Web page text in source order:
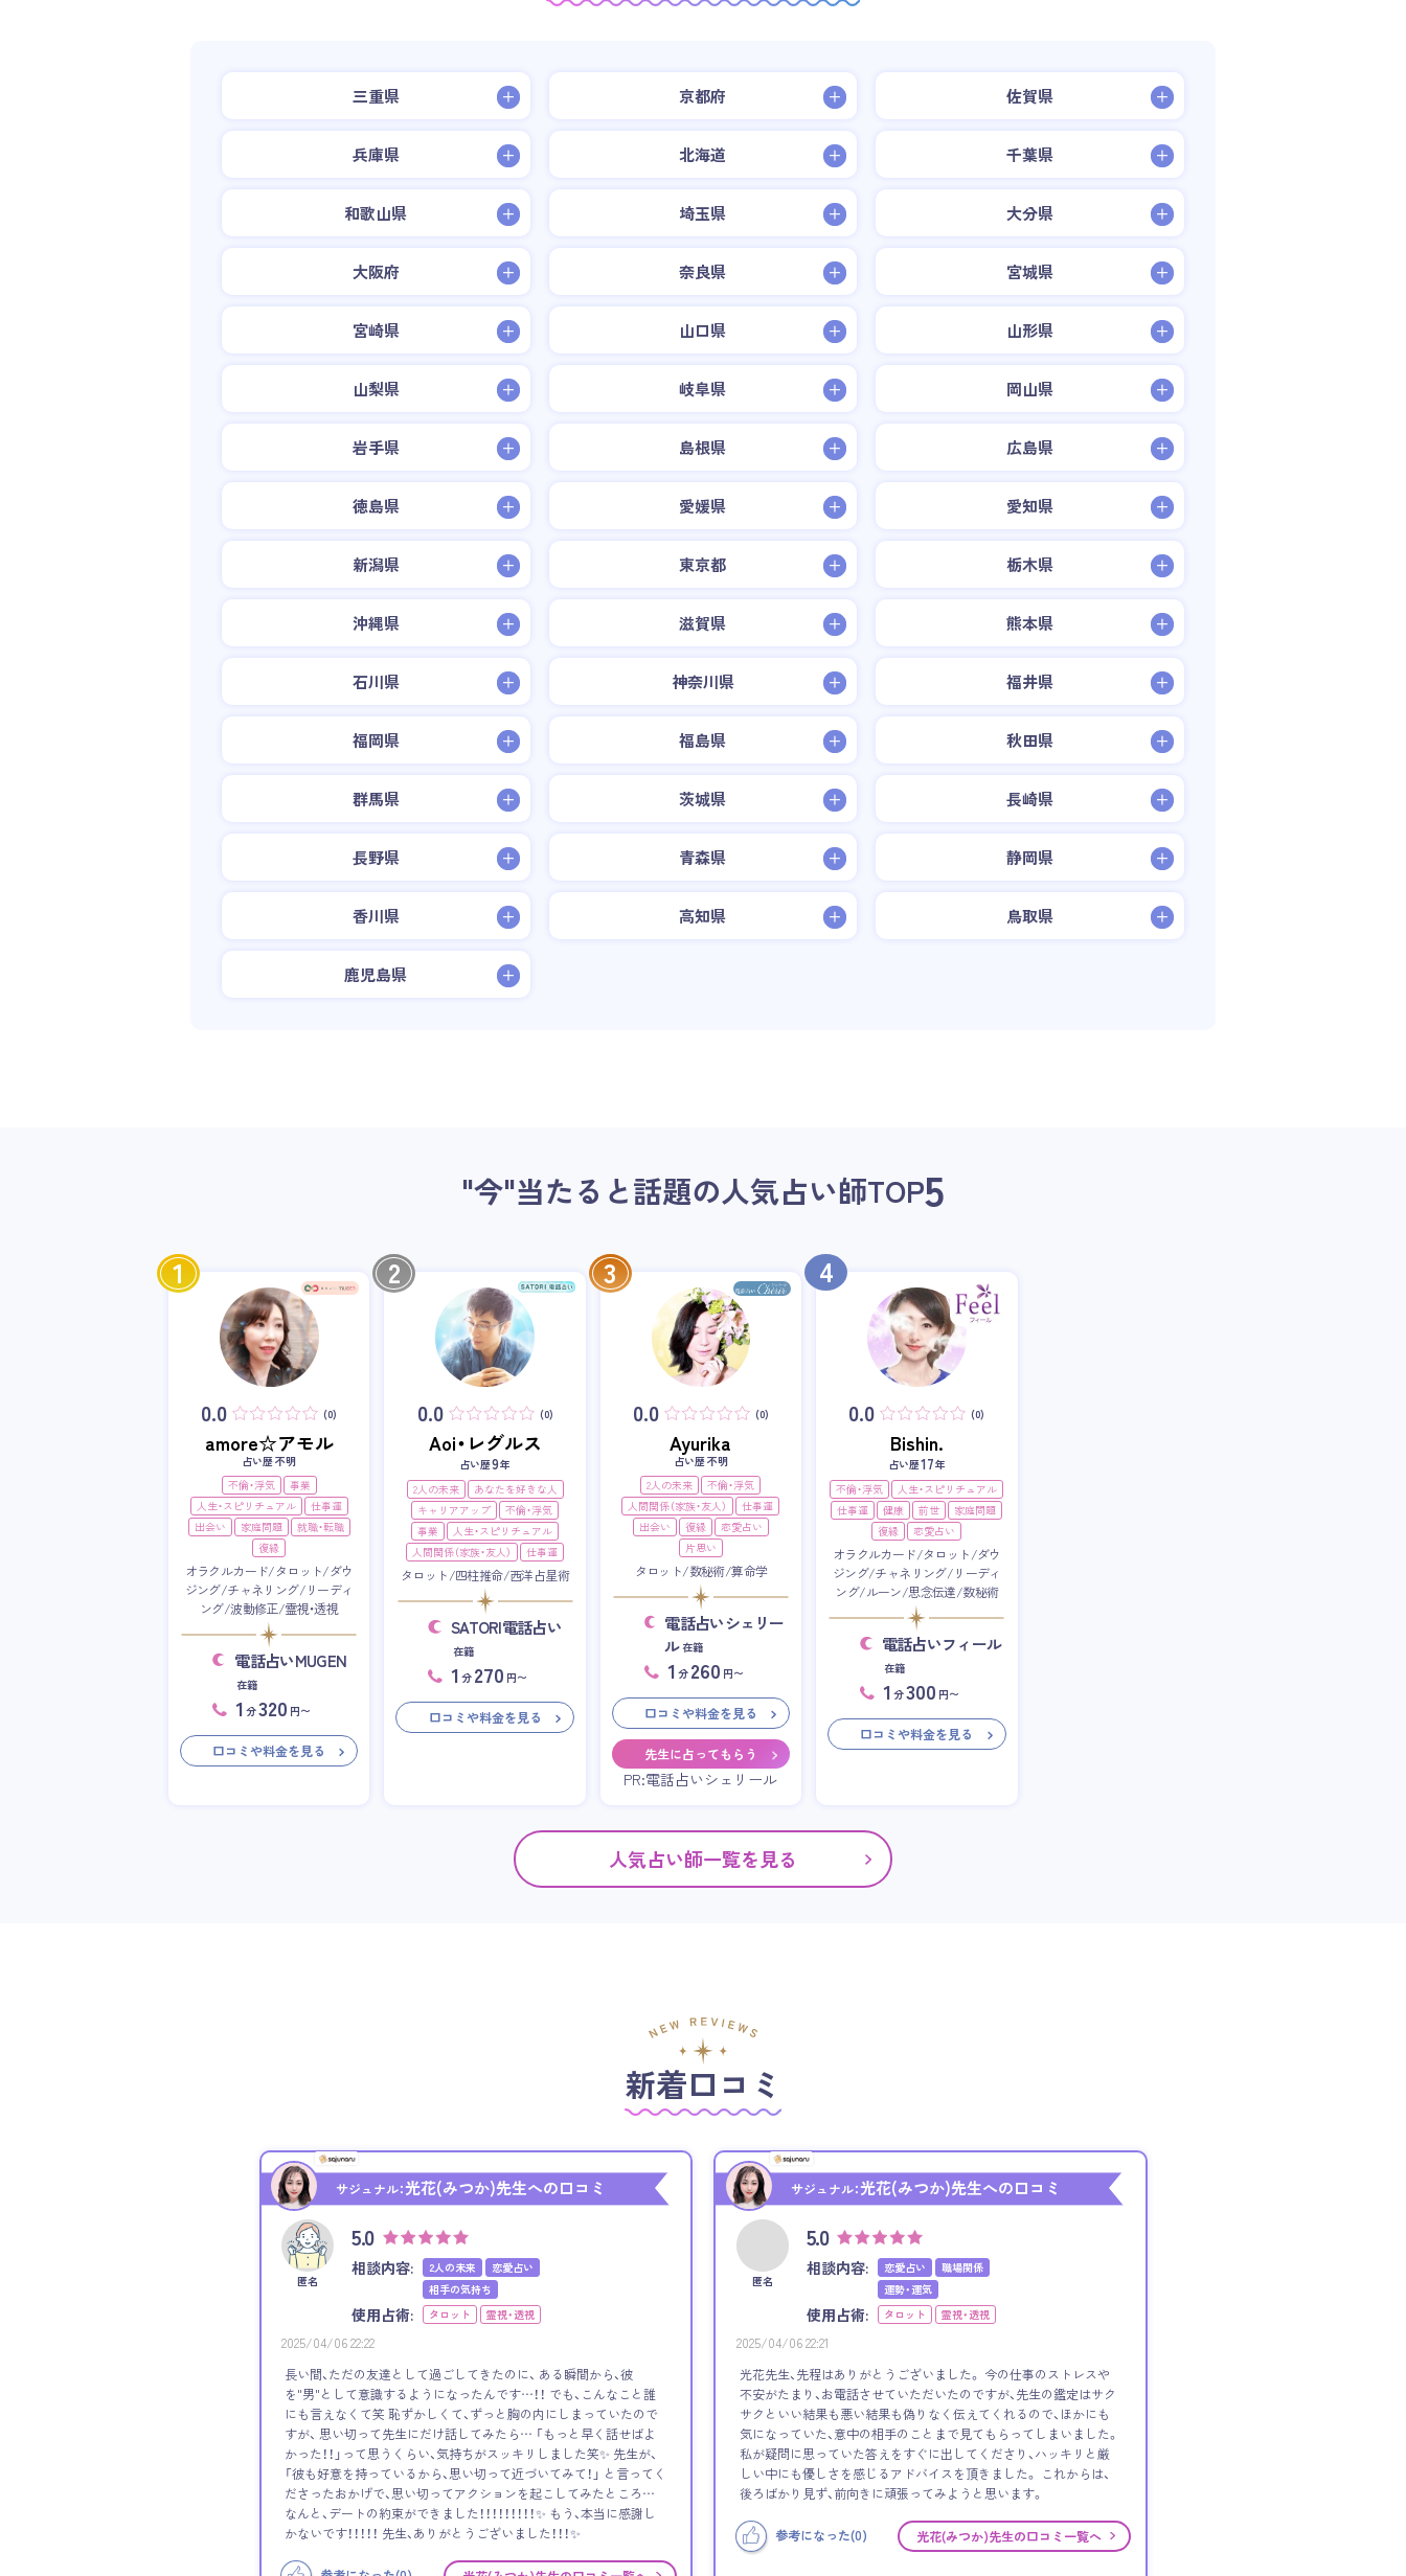
三重県 京都府 佐賀県
兵庫県 北海道 千葉県
和歌山県 埼玉県 大分県
大阪府 奈良県 宮城県
宮崎県 山口県 山形県
山梨県 岐阜県 岡山県
岩手県 島根県 広島県
徳島県 愛媛県 愛知県
新潟県 東京都 栃木県
沖縄県 滋賀県 熊本県
石川県 神奈川県 福井県
福岡県 福島県 秋田県
群馬県 茨城県 長崎県
長野県 青森県 静岡県
香川県 高知県 鳥取県
鹿児島県
"今"当たると話題の人気占い師TOP5
1
0.0 (0)
amore☆アモル
占い歴 不明
不倫・浮気
事業
人生・スピリチュアル
仕事運
出会い
家庭問題
就職・転職
復縁
オラクルカード/タロット/ダウ
ジング/チャネリング/リーディ
ング/波動修正/霊視・透視
電話占いMUGEN
在籍
1 分320 円〜
口コミや料金を見る
2
0.0 (0)
Aoi・レグルス
占い歴9年
2人の未来
あなたを好きな人
キャリアアップ
不倫・浮気
事業
人生・スピリチュアル
人間関係（家族・友人）
仕事運
タロット/四柱推命/西洋占星術
SATORI電話占い
在籍
1 分 270 円〜
口コミや料金を見る
3
0.0 (0)
Ayurika
占い歴 不明
2人の未来
不倫・浮気
人間関係（家族・友人）
仕事運
出会い
復縁
恋愛占い
片思い
タロット/数秘術/算命学
電話占いシェリー
ル在籍
1 分 260 円〜
口コミや料金を見る
先生に占ってもらう
PR:電話占いシェリール
4
0.0 (0)
Bishin.
占い歴17年
不倫・浮気
人生・スピリチュアル
仕事運
健康 前世
家庭問題
復縁
恋愛占い
オラクルカード/タロット/ダウ
ジング/チャネリング/リーディ
ング/ルーン/思念伝達/数秘術
電話占いフィール
在籍
1 分300 円〜
口コミや料金を見る
人気占い師一覧を見る
新着口コミ
サジュナル：光花(みつか)先生への口コミ
匿名
5.0
相談内容: 2人の未来
恋愛占い
相手の気持ち
使用占術: タロット 霊視・透視
2025/04/06 22:22
長い間、ただの友達として過ごしてきたのに、 ある瞬間から、彼
を"男"として意識するようになったんです…！！ でも、こんなこと誰
にも言えなくて笑 恥ずかしくて、ずっと胸の内にしまっていたので
すが、 思い切って先生にだけ話してみたら… 「もっと早く話せばよ
かった！！」って思うくらい、気持ちがスッキリしました笑✨ 先生が、
「彼も好意を持っているから、思い切って近づいてみて！」 と言ってく
ださったおかげで、思い切ってアクションを起こしてみたところ…
なんと、デートの約束ができました！！！！！！！！！✨ もう、本当に感謝し
かないです！！！！！ 先生、ありがとうございました！！！✨
サジュナル：光花(みつか)先生への口コミ
匿名
5.0
相談内容: 恋愛占い
職場関係
運勢・運気
使用占術: タロット 霊視・透視
2025/04/06 22:21
光花先生、先程はありがとうございました。 今の仕事のストレスや
不安がたまり、お電話させていただいたのですが、先生の鑑定はサク
サクといい結果も悪い結果も偽りなく伝えてくれるので、ほかにも
気になっていた、意中の相手のことまで見てもらってしまいました。
私が疑問に思っていた答えをすぐに出してくださり、ハッキリと厳
しい中にも優しさを感じるアドバイスを頂きました。 これからは、
後ろばかり見ず、前向きに頑張ってみようと思います。
参考になった(0) 光花(みつか)先生の口コミ一覧へ